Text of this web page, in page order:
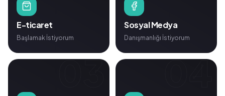
E-ticaret
Başlamak İstiyorum
Sosyal Medya
Danışmanlığı İstiyorum
03 04